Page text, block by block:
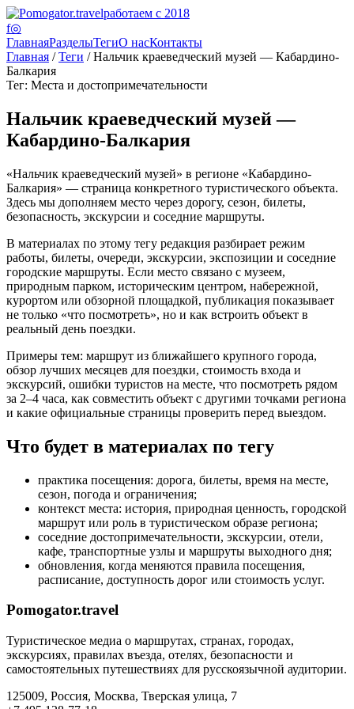
работаем с 2018
f◎
ГлавнаяРазделыТегиО насКонтакты
Главная /Теги / Нальчик краеведческий музей — Кабардино-
Балкария
Тег: Места и достопримечательности
Нальчик краеведческий музей —
Кабардино-Балкария
«Нальчик краеведческий музей» в регионе «Кабардино-
Балкария» — страница конкретного туристического объекта.
Здесь мы дополняем место через дорогу, сезон, билеты,
безопасность, экскурсии и соседние маршруты.
В материалах по этому тегу редакция разбирает режим
работы, билеты, очереди, экскурсии, экспозиции и соседние
городские маршруты. Если место связано с музеем,
природным парком, историческим центром, набережной,
курортом или обзорной площадкой, публикация показывает
не только «что посмотреть», но и как встроить объект в
реальный день поездки.
Примеры тем: маршрут из ближайшего крупного города,
обзор лучших месяцев для поездки, стоимость входа и
экскурсий, ошибки туристов на месте, что посмотреть рядом
за 2–4 часа, как совместить объект с другими точками региона
и какие официальные страницы проверить перед выездом.
Что будет в материалах по тегу
практика посещения: дорога, билеты, время на месте,
сезон, погода и ограничения;
контекст места: история, природная ценность, городской
маршрут или роль в туристическом образе региона;
соседние достопримечательности, экскурсии, отели,
кафе, транспортные узлы и маршруты выходного дня;
обновления, когда меняются правила посещения,
расписание, доступность дорог или стоимость услуг.
Pomogator.travel
Туристическое медиа о маршрутах, странах, городах,
экскурсиях, правилах въезда, отелях, безопасности и
самостоятельных путешествиях для русскоязычной аудитории.
125009, Россия, Москва, Тверская улица, 7